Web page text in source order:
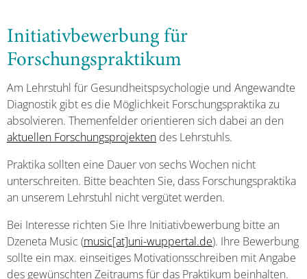
Initiativbewerbung für
Forschungspraktikum
Am Lehrstuhl für Gesundheitspsychologie und Angewandte
Diagnostik gibt es die Möglichkeit Forschungspraktika zu
absolvieren. Themenfelder orientieren sich dabei an den
aktuellen Forschungsprojekten des Lehrstuhls.
Praktika sollten eine Dauer von sechs Wochen nicht
unterschreiten. Bitte beachten Sie, dass Forschungspraktika
an unserem Lehrstuhl nicht vergütet werden.
Bei Interesse richten Sie Ihre Initiativbewerbung bitte an
Dzeneta Music (music[at]uni-wuppertal.de). Ihre Bewerbung
sollte ein max. einseitiges Motivationsschreiben mit Angabe
des gewünschten Zeitraums für das Praktikum beinhalten.